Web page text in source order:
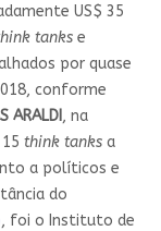
US$ 35
tankse
por quase
conforme
ARALDI , na
think tanksa
a políticos e
do
, foi o Instituto de